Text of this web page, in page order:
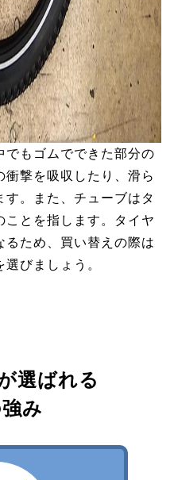
でもゴムでできた部分の
衝撃を吸収したり、滑ら
。また、チューブはタ
ことを指します。タイヤ
ため、買い替えの際は
びましょう。
選ばれる
み